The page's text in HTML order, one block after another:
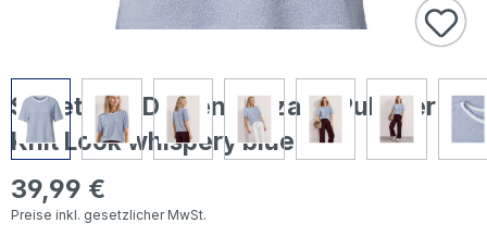
Street One Damen Kurzarm Pullover
Knit Look whispery blue
Regulärer Preis:
39,99 €
Preise inkl. gesetzlicher MwSt.